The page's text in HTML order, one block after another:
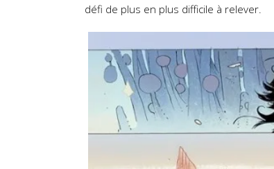
défi de plus en plus difficile à relever.